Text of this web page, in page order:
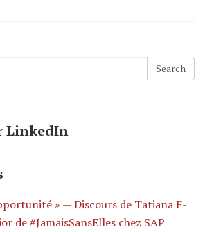
Search
LinkedIn
» — Discours de Tatiana F-
de #JamaisSansElles chez SAP